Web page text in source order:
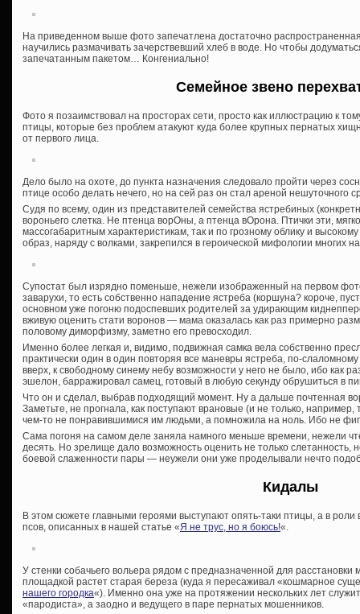
На приведенном выше фото запечатлена достаточно
научились размачивать зачерствевший хлеб в воде. Но чтобы
запечатанным пакетом… Конгениально!
Семейное звено
Фото я позаимствовал на просторах сети, просто как иллюстрацию к
птицы, которые без проблем атакуют куда более крупных пернатых
от первого лица.
Дело было на охоте, до пункта назначения следовало пройти через
птице особо делать нечего, но на сей раз он стал ареной нешуточного
Судя по всему, один из представителей семейства ястребиных
вороньего слетка. Не птенца ворОны, а птенца вОрона. Птички эти,
массогабаритным характеристикам, так и по грозному облику и
образ, наряду с волками, закрепился в героической мифологии многих
Супостат был изрядно поменьше, нежели изображенный на первом
заварухи, то есть собственно нападение ястреба (коршуна? короче,
основном уже погоню подоспевших родителей за удирающим
вживую оценить стати воронов — мама оказалась как раз примерно
половому диморфизму, заметно его превосходил.
Именно более легкая и, видимо, подвижная самка вела собственно
практически один в один повторяя все маневры ястреба, по-
вверх, к свободному синему небу возможности у него не было, ибо как
эшелон, барражировал самец, готовый в любую секунду обрушиться в
Что он и сделал, выбрав подходящий момент. Ну а дальше почтенная
Заметьте, не прогнала, как поступают врановые (и не только,
чем-то не понравившимися им людьми, а помножила на ноль. Ибо не
Сама погоня на самом деле заняла намного меньше времени, нежели
десять. Но зрелище дало возможность оценить не только слетанность,
боевой слаженности пары — неужели они уже проделывали нечто
Кидалы
В этом сюжете главными героями выступают опять-таки птицы, а в
псов, описанных в нашей статье «Я не трус, но я боюсь!«.
У стенки собачьего вольера рядом с предназначенной для
площадкой растет старая береза (куда я пересаживал «кошмарное
нашего городка«). Именно она уже на протяжении нескольких лет
«пародиста», а заодно и ведущего в паре пернатых мошенников.